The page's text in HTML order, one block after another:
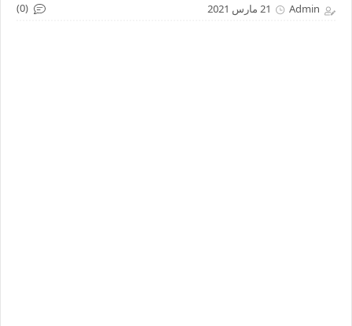
Admin 21 مارس 2021 (0)